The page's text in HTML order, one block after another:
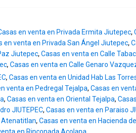
Y FUNCIONAL:PLANTA
iluminación naturalCocina
visitasSEGUNDO NIVEL:3
compartido para recámaras
officeTERCER NIVELOpción a
soñado!)Habitación con baño
PASAR ESTA
y precio AGENDA TU CITA HOY
o llama ahora y conoce tu próximo
en venta en Privada Ermita Jiutepec,
en venta en Privada San Ángel Jiutepec,
Jiutepec, Casas en venta en Calle
, Casas en venta en Calle Genaro
, Casas en venta en Unidad Hab Las
venta en Pedregal Tejalpa, Casas en
, Casas en venta en Oriental Tejalpa,
JIUTEPEC, Casas en venta en Paraiso
Atenatitlan, Casas en venta en Hacienda